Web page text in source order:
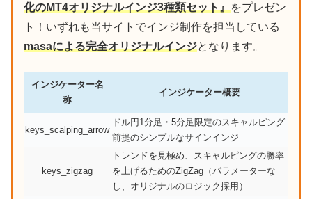
化のMT4オリジナルインジ3種類セット』をプレゼン
ト！いずれも当サイトでインジ制作を担当している
masaによる完全オリジナルインジとなります。
インジケーター名
称
インジケーター概要
keys_scalping_arrow
ドル円1分足・5分足限定のスキャルピング
前提のシンプルなサインインジ
keys_zigzag
トレンドを見極め、スキャルピングの勝率
を上げるためのZigZag（パラメーターな
し、オリジナルのロジック採用）